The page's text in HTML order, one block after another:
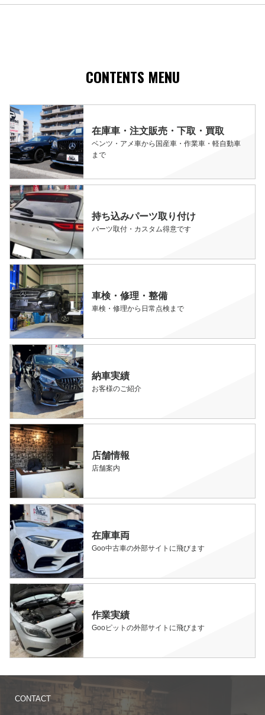
CONTENTS MENU
在庫車・注文販売・下取・買取
ベンツ・アメ車から国産車・作業車・軽自動車
まで
持ち込みパーツ取り付け
パーツ取付・カスタム得意です
車検・修理・整備
車検・修理から日常点検まで
納車実績
お客様のご紹介
店舗情報
店舗案内
在庫車両
Goo中古車の外部サイトに飛びます
作業実績
Gooピットの外部サイトに飛びます
CONTACT